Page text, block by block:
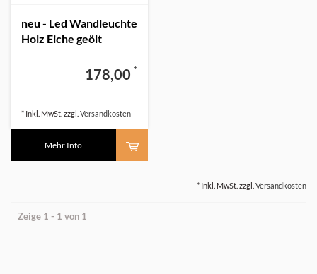
neu - Led Wandleuchte
Holz Eiche geölt
178,00 *
* Inkl. MwSt. zzgl. Versandkosten
Mehr Info
* Inkl. MwSt. zzgl. Versandkosten
Zeige 1 - 1 von 1